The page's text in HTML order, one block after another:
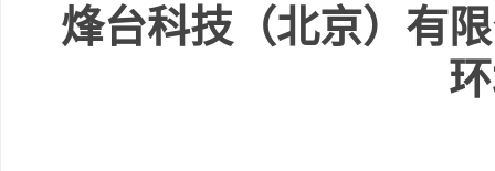
烽台科技（北京）有